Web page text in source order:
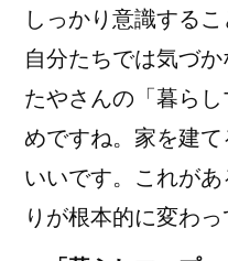
しっかり意識する
自分たちでは気づ
たやさんの「暮ら
めですね。家を建
いいです。これが
りが根本的に変わっ